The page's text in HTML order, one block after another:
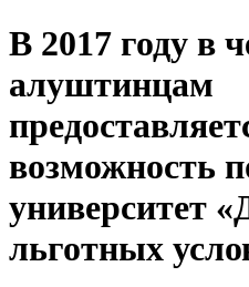
В 2017 году в
алуштинцам
возможность
университет
льготных